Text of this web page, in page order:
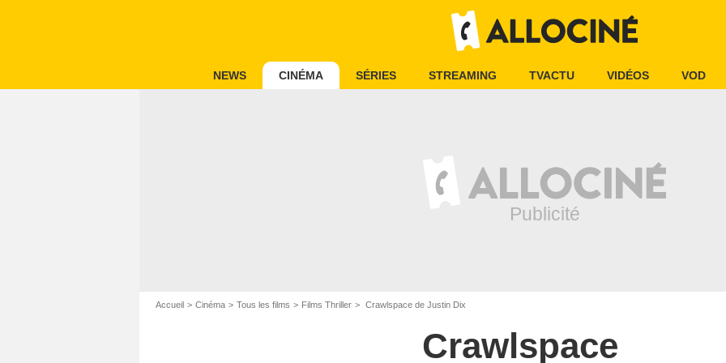
NEWS CINÉMA SÉRIES STREAMING TVACTU VIDÉOS VOD
Accueil Cinéma Tous les films Films Thriller Crawlspace de Justin Dix
Crawlspace